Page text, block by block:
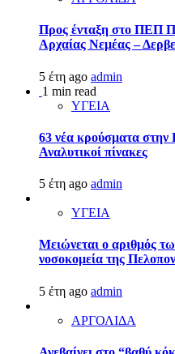
Προς ένταξη στο ΠΕΠ
Αρχαίας Νεμέας –
5 έτη ago admin
1 min read
ΥΓΕΙΑ
63 νέα κρούσματα στην
Αναλυτικοί πίνακες
5 έτη ago admin
ΥΓΕΙΑ
Μειώνεται ο αριθμός
νοσοκομεία της
5 έτη ago admin
ΑΡΓΟΛΙΔΑ